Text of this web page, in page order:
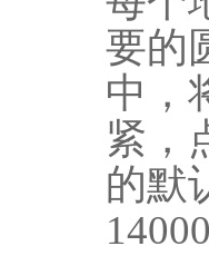
要的
中，
紧，
的默